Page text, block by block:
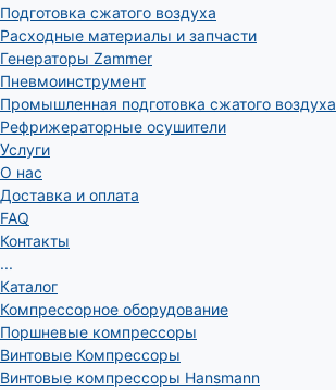
Подготовка сжатого воздуха
Расходные материалы и запчасти
Генераторы Zammer
Пневмоинструмент
Промышленная подготовка сжатого воздуха
Рефрижераторные осушители
Услуги
О нас
Доставка и оплата
FAQ
Контакты
...
Каталог
Компрессорное оборудование
Поршневые компрессоры
Винтовые Компрессоры
Винтовые компрессоры Hansmann